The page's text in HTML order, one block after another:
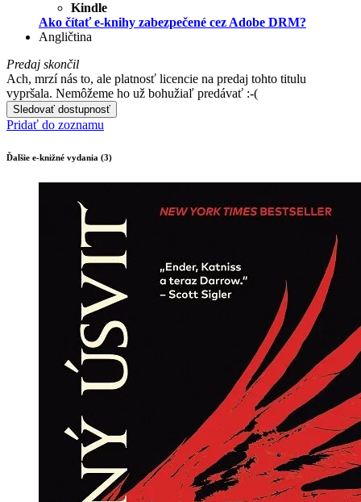
Kindle
Ako čítať e-knihy zabezpečené cez Adobe DRM?
Angličtina
Predaj skončil
Ach, mrzí nás to, ale platnosť licencie na predaj tohto titulu
vypršala. Nemôžeme ho už bohužiaľ predávať :-(
Sledovať dostupnosť
Pridať do zoznamu
Ďalšie e-knižné vydania (3)